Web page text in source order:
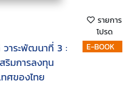
รายการ
โปรด
าระพัฒนาที่ 3 :
ริมการลงทุน
ทศของไทย
E-BOOK